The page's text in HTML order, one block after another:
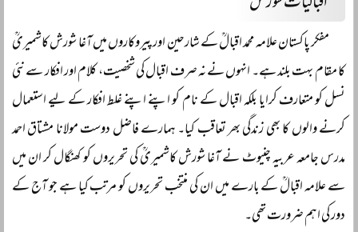
مفکر پاکستان علامہ محمد اقبالؒ کے شارحین اور پیروکاروں میں آغا شورش کاشمیریؒ
کا مقام بہت بلند ہے۔ انہوں نے نہ صرف اقبال کی شخصیت، کلام اور افکار سے نئی
نسل کو متعارف کرایا بلکہ اقبال کے نام کو اپنے اپنے غلط افکار کے لیے استعمال
کرنے والوں کا بھی زندگی بھر تعاقب کیا۔ ہمارے فاضل دوست مولانا مشتاق احمد
مدرس جامعہ عربیہ چنیوٹ نے آغا شورش کاشمیریؒ کی تحریروں کو کھنگال کر ان میں
سے علامہ اقبالؒ کے بارے میں ان کی منتخب تحریروں کو مرتب کیا ہے جو آج کے
دور کی اہم ضرورت تھی۔